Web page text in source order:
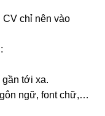
CV chỉ nên vào
tới xa.
ngữ, font chữ,…